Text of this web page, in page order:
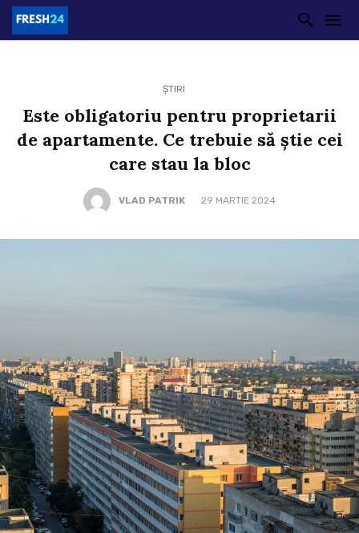
ȘTIRI
Este obligatoriu pentru proprietarii
de apartamente. Ce trebuie să știe cei
care stau la bloc
VLAD PATRIK 29 MARTIE 2024